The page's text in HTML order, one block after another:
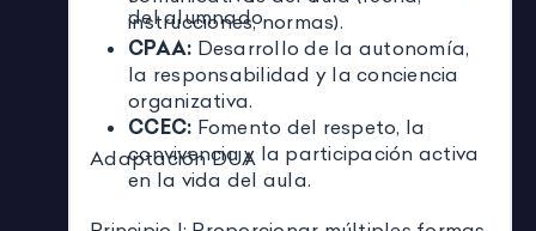
del alumnado.
instrucciones, normas).
CPAA: Desarrollo de la autonomía,
la responsabilidad y la conciencia
organizativa.
CCEC: Fomento del respeto, la
convivencia y la participación activa
en la vida del aula.
Adaptación DUA